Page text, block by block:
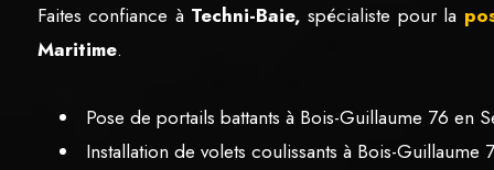
Faites confiance à Techni-Baie,spécialiste pour la
Maritime.
Pose de portails battants à Bois-Guillaume 76 en
Installation de volets coulissants à Bois-Guillaume